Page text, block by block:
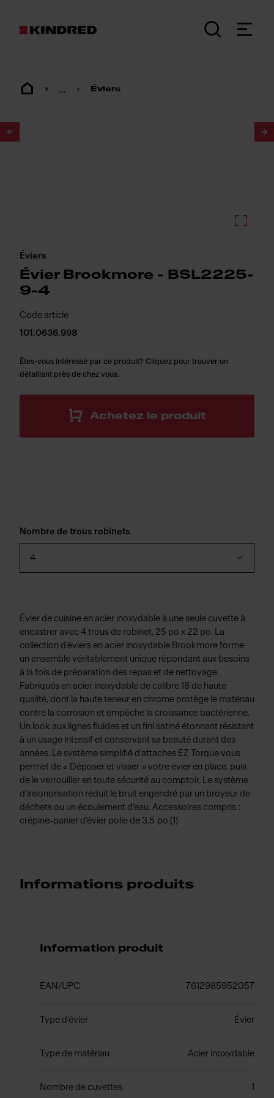
... Éviers
Éviers
Évier Brookmore - BSL2225-
9-4
Code article
101.0636.998
Êtes-vous intéressé par ce produit? Cliquez pour trouver un
détaillant près de chez vous.
Achetez le produit
Nombre de trous robinets
4
Évier de cuisine en acier inoxydable à une seule cuvette à
encastrer avec 4 trous de robinet, 25 po x 22 po. La
collection d’éviers en acier inoxydable Brookmore forme
un ensemble véritablement unique répondant aux besoins
à la fois de préparation des repas et de nettoyage.
Fabriqués en acier inoxydable de calibre 18 de haute
qualité, dont la haute teneur en chrome protège le matériau
contre la corrosion et empêche la croissance bactérienne.
Un look aux lignes fluides et un fini satiné étonnant résistant
à un usage intensif et conservant sa beauté durant des
années. Le système simplifié d’attaches EZ Torque vous
permet de « Déposer et visser » votre évier en place, puis
de le verrouiller en toute sécurité au comptoir. Le système
d’insonorisation réduit le bruit engendré par un broyeur de
déchets ou un écoulement d’eau. Accessoires compris :
crépine-panier d’évier polie de 3,5 po (1)
Informations produits
Information produit
EAN/UPC 7612985952057
Type d'évier Évier
Type de matériau Acier inoxydable
Nombre de cuvettes 1